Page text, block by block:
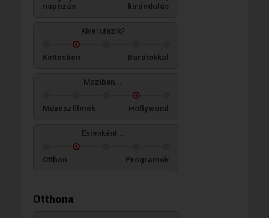
napozás
kirándulás
Kivel utazik?
Kettesben Barátokkal
Moziban...
Művészfilmek Hollywood
Esténként...
Otthon Programok
Otthona